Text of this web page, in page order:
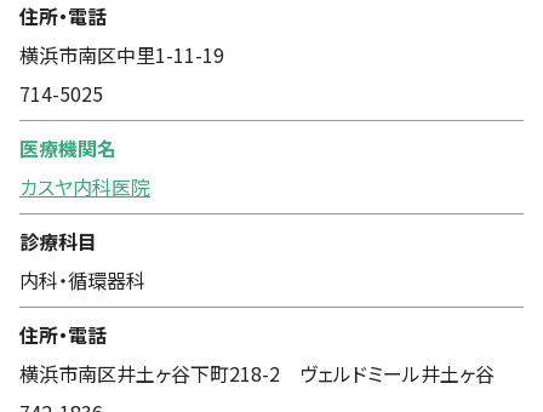
住所・電話
横浜市南区中里1-11-19
714-5025
医療機関名
カスヤ内科医院
診療科目
内科・循環器科
住所・電話
横浜市南区井土ヶ谷下町218-2 ヴェルドミール井土ヶ谷